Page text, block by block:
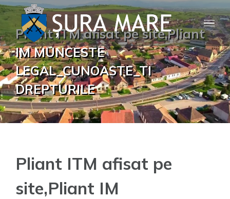
Skip
contentPliant ITM afisat pe site,Pliant
IM MUNCESTE
LEGAL_CUNOASTE_TI
DREPTURILE
Pliant ITM afisat pe
site,Pliant IM